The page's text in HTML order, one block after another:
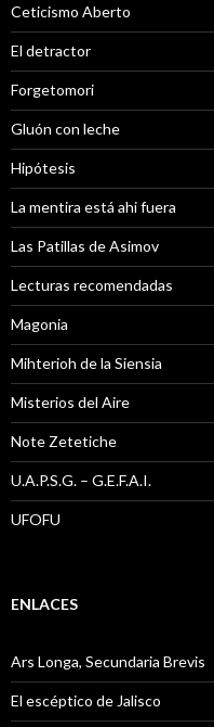
Ceticismo Aberto
El detractor
Forgetomori
Gluón con leche
Hipótesis
La mentira está ahi fuera
Las Patillas de Asimov
Lecturas recomendadas
Magonia
Mihterioh de la Siensia
Misterios del Aire
Note Zetetiche
U.A.P.S.G. – G.E.F.A.I.
UFOFU
ENLACES
Ars Longa, Secundaria Brevis
El escéptico de Jalisco